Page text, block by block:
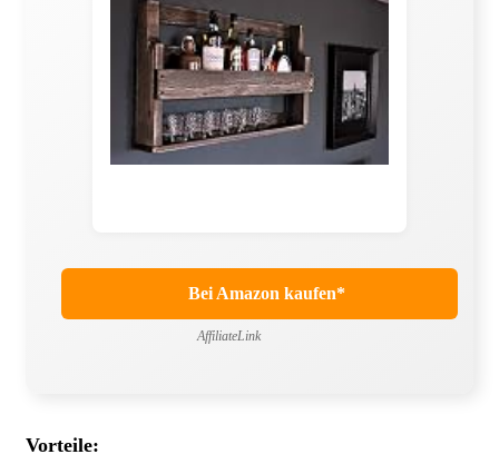
Bei Amazon kaufen*
AffiliateLink
Vorteile: